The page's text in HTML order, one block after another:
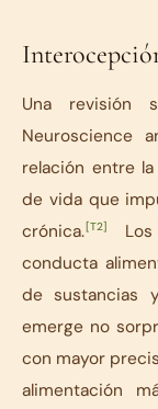
Una revisión
Neuroscience
relación entre
de vida que
crónica.[T2]
Los
conducta
de sustancias
emerge no
con mayor
alimentación